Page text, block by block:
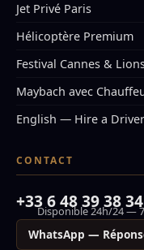
Jet Privé Paris
Hélicoptère Premium
Festival Cannes &
Maybach avec
English — Hire a Driver
CONTACT
+33 6 48 39 38 34
Disponible 24h/24 —
WhatsApp —